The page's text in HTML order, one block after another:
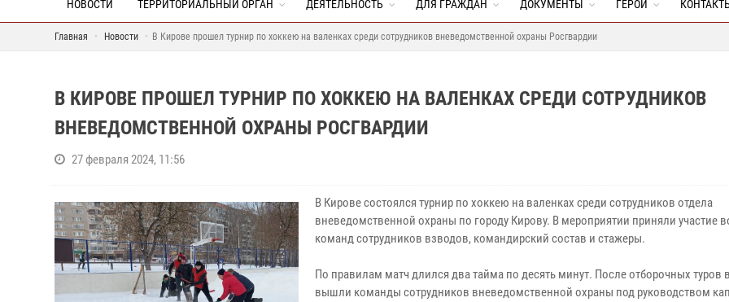
НОВОСТИ ТЕРРИТОРИАЛЬНЫЙ ОРГАН ДЕЯТЕЛЬНОСТЬ ДЛЯ ГРАЖДАН ДОКУМЕНТЫ ГЕРОИ
Главная Новости В Кирове прошел турнир по хоккею на валенках среди сотрудников вневедомственной охраны Росгвардии
В КИРОВЕ ПРОШЕЛ ТУРНИР ПО ХОККЕЮ НА ВАЛЕНКАХ СРЕДИ СОТРУДНИКОВ
ВНЕВЕДОМСТВЕННОЙ ОХРАНЫ РОСГВАРДИИ
27 февраля 2024, 11:56
В Кирове состоялся турнир по хоккею на валенках среди сотрудников отдела
вневедомственной охраны по городу Кирову. В мероприятии приняли участие
команд сотрудников взводов, командирский состав и стажеры.
По правилам матч длился два тайма по десять минут. После отборочных туров
вышли команды сотрудников вневедомственной охраны под руководством